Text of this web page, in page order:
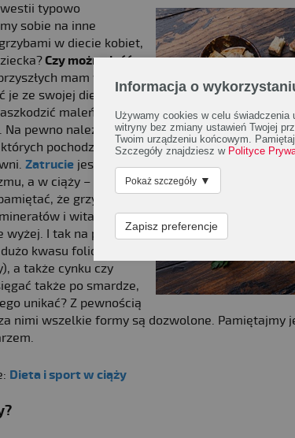
typowo
sobie na inne
w diecie kobiet,
Czy można jeść
mam woli dla
je ze swojej diety, żeby
maleństwu.
Na pewno należy jeść
pochodzenia
Zatrucie jest zawsze
a w ciąży – tym
że grzyby są
i witamin, co
wyżej. I tak na przykład
kwasu foliowego
a także cynku czy
także po smardze,
unikać? Z pewnością
nimi wszelkie formy są dozwolone.
Dieta i sport w ciąży
Informacja o
Używamy cookies w celu świadczenia
witryny bez zmiany ustawień Twojej
Twoim urządzeniu końcowym.
Szczegóły znajdziesz w Polityce
Pokaż szczegóły ▼
Zapisz preferencje